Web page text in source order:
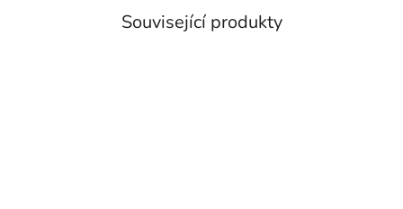
Související produkty